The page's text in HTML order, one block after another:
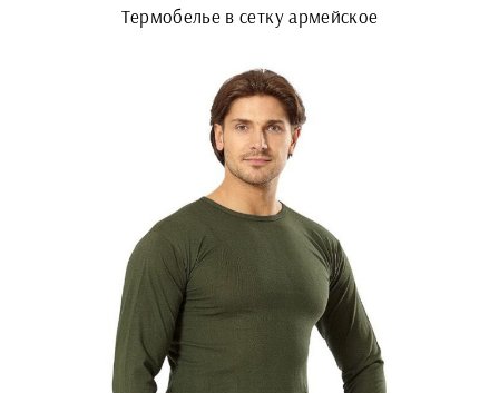
Термобелье в сетку армейское